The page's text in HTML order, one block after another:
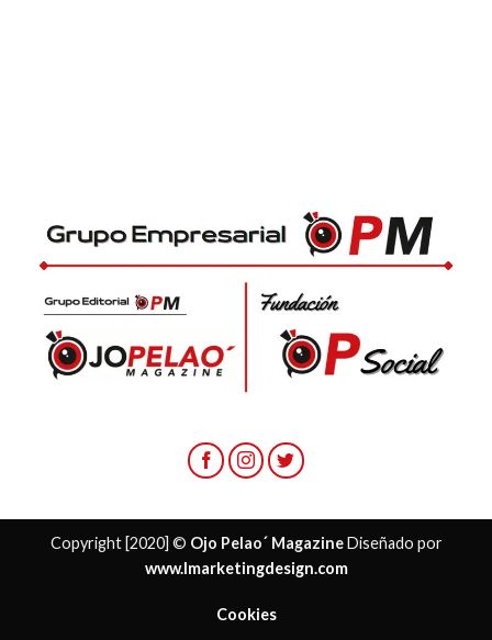
Copyright [2020] © Ojo Pelao´ MagazineDiseñado por
www.lmarketingdesign.com
Cookies